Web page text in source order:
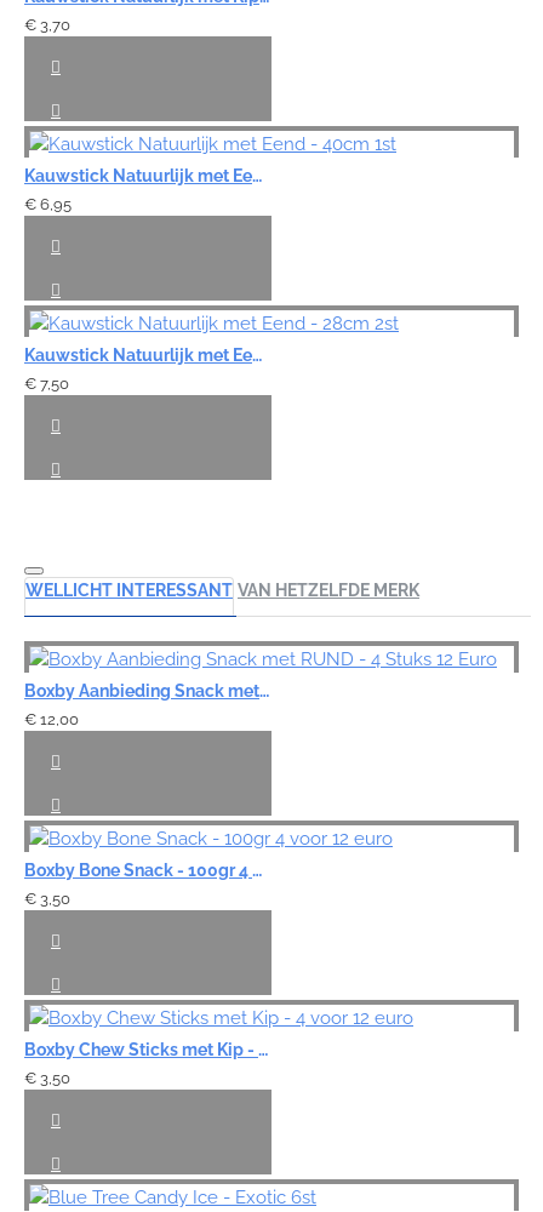
€ 3,70
Kauwstick Natuurlijk met Eend - 40cm 1st
€ 6,95
Kauwstick Natuurlijk met Eend - 28cm 2st
€ 7,50
WELLICHT INTERESSANT VAN HETZELFDE MERK
Boxby Aanbieding Snack met RUND - 4 Stuks 12 Euro
€ 12,00
Boxby Bone Snack - 100gr 4 voor 12 euro
€ 3,50
Boxby Chew Sticks met Kip - 4 voor 12 euro
€ 3,50